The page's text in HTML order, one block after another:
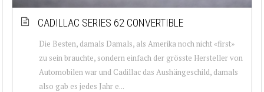
CADILLAC SERIES 62 CONVERTIBLE
Die Besten, damals Damals, als Amerika noch nicht «first»
zu sein brauchte, sondern einfach der grösste Hersteller von
Automobilen war und Cadillac das Aushängeschild, damals
also gab es jedes Jahr e...